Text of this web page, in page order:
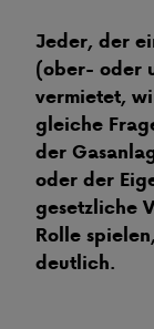
Jeder, der
(ober- oder
vermietet,
gleiche
der
oder der
gesetzliche
Rolle
deutlich.